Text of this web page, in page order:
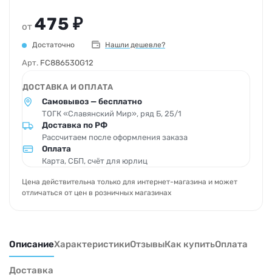
от 475 ₽
Достаточно Нашли дешевле?
Арт. FC886530G12
ДОСТАВКА И ОПЛАТА
Самовывоз — бесплатно
ТОГК «Славянский Мир», ряд Б, 25/1
Доставка по РФ
Рассчитаем после оформления заказа
Оплата
Карта, СБП, счёт для юрлиц
Цена действительна только для интернет-магазина и может
отличаться от цен в розничных магазинах
ОписаниеХарактеристикиОтзывыКак купитьОплата
Доставка